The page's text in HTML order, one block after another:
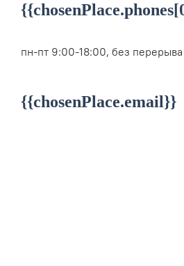
{{chosenPlace.email}}
пн-пт 9:00-18:00, без перерыва